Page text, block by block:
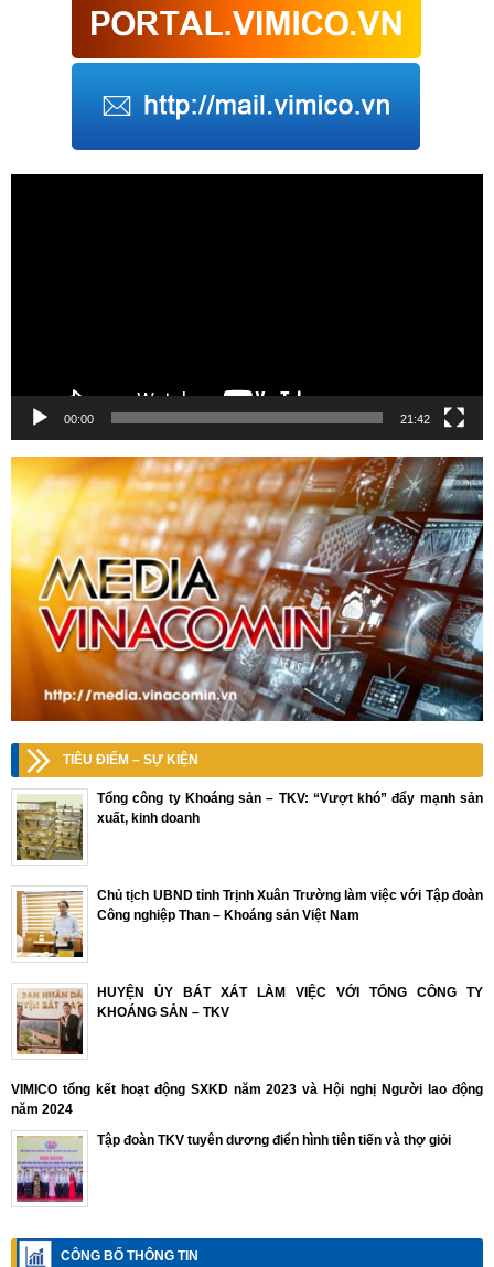
00:00 21:42
TIÊU ĐIỂM – SỰ KIỆN
Tổng công ty Khoáng sản – TKV: “Vượt khó” đẩy mạnh sản
xuất, kinh doanh
Chủ tịch UBND tỉnh Trịnh Xuân Trường làm việc với Tập đoàn
Công nghiệp Than – Khoáng sản Việt Nam
HUYỆN ỦY BÁT XÁT LÀM VIỆC VỚI TỔNG CÔNG TY
KHOÁNG SẢN – TKV
VIMICO tổng kết hoạt động SXKD năm 2023 và Hội nghị Người lao động
năm 2024
Tập đoàn TKV tuyên dương điển hình tiên tiến và thợ giỏi
CÔNG BỐ THÔNG TIN